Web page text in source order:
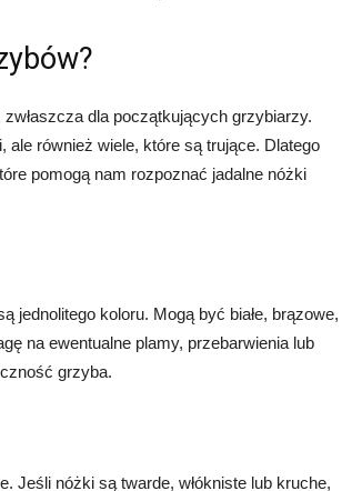
dla początkujących grzybiarzy.
ale również wiele, które są trujące. Dlatego
pomogą nam rozpoznać jadalne nóżki
jednolitego koloru. Mogą być białe, brązowe,
na ewentualne plamy, przebarwienia lub
grzyba.
Jeśli nóżki są twarde, włókniste lub kruche,